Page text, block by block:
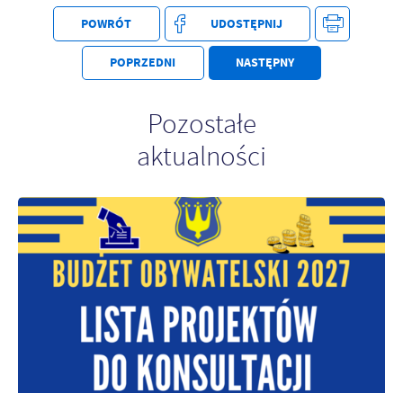
POWRÓT UDOSTĘPNIJ
POPRZEDNI NASTĘPNY
Pozostałe
aktualności